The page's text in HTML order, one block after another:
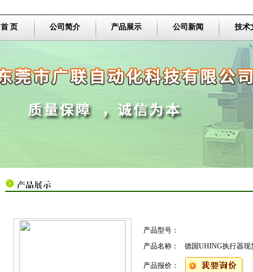
首 页 公司简介 产品展示 公司新闻 技术
产品型号：
产品名称：
德国UHING执行器现
产品报价：